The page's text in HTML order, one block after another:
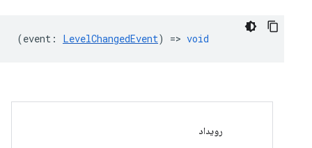
(event : LevelChangedEvent) => void
رویداد